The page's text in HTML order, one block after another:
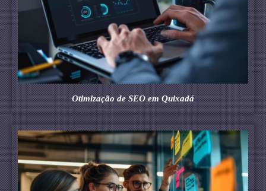
Otimização de SEO em Quixadá